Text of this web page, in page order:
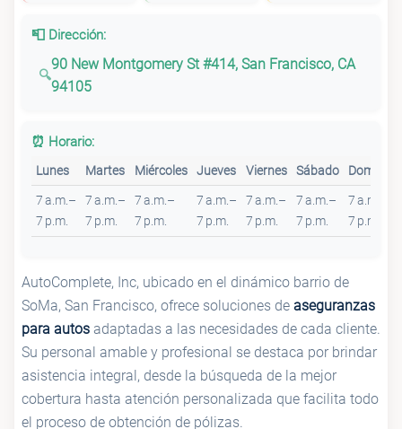
📮 Dirección:
90 New Montgomery St #414, San Francisco, CA
94105
⏰ Horario:
Lunes Martes Miércoles Jueves Viernes Sábado Domingo
7 a.m.–
7 p.m.
7 a.m.–
7 p.m.
7 a.m.–
7 p.m.
7 a.m.–
7 p.m.
7 a.m.–
7 p.m.
7 a.m.–
7 p.m.
7 a.m.–
7 p.m.
AutoComplete, Inc, ubicado en el dinámico barrio de
SoMa, San Francisco, ofrece soluciones de aseguranzas
para autos adaptadas a las necesidades de cada cliente.
Su personal amable y profesional se destaca por brindar
asistencia integral, desde la búsqueda de la mejor
cobertura hasta atención personalizada que facilita todo
el proceso de obtención de pólizas.